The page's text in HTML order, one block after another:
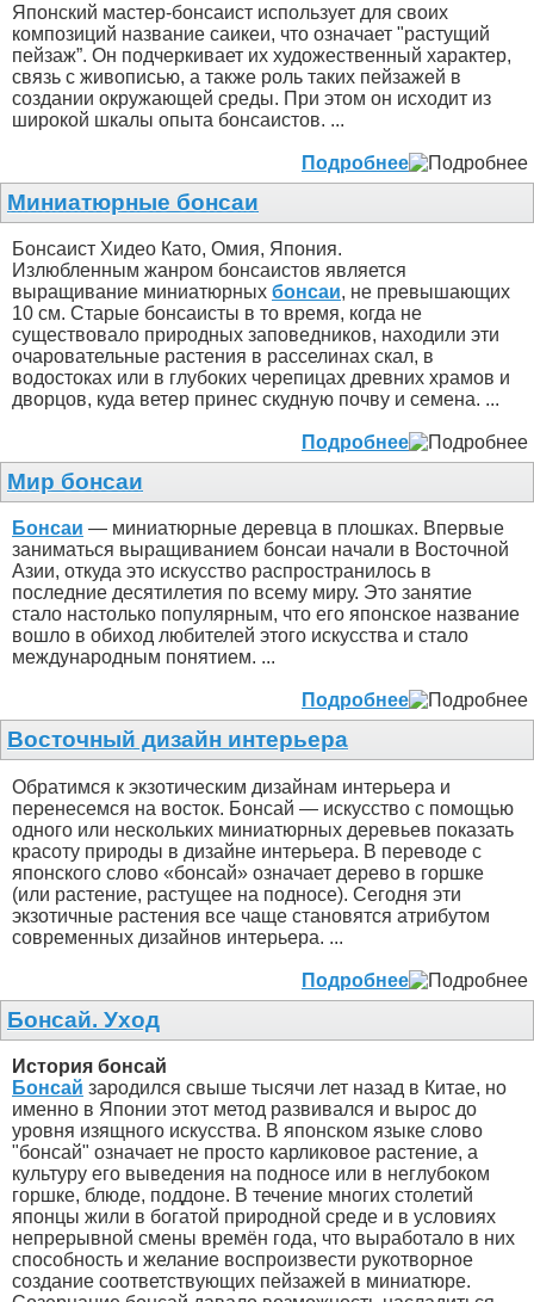
Японский мастер-бонсаист использует для своих
композиций название саикеи, что означает "растущий
пейзаж”. Он подчеркивает их художественный характер,
связь с живописью, а также роль таких пейзажей в
создании окружающей среды. При этом он исходит из
широкой шкалы опыта бонсаистов. ...
Подробнее
Миниатюрные бонсаи
Бонсаист Хидео Като, Омия, Япония.
Излюбленным жанром бонсаистов является
выращивание миниатюрных бонсаи, не превышающих
10 см. Старые бонсаисты в то время, когда не
существовало природных заповедников, находили эти
очаровательные растения в расселинах скал, в
водостоках или в глубоких черепицах древних храмов и
дворцов, куда ветер принес скудную почву и семена. ...
Подробнее
Мир бонсаи
Бонсаи — миниатюрные деревца в плошках. Впервые
заниматься выращиванием бонсаи начали в Восточной
Азии, откуда это искусство распространилось в
последние десятилетия по всему миру. Это занятие
стало настолько популярным, что его японское название
вошло в обиход любителей этого искусства и стало
международным понятием. ...
Подробнее
Восточный дизайн интерьера
Обратимся к экзотическим дизайнам интерьера и
перенесемся на восток. Бонсай — искусство с помощью
одного или нескольких миниатюрных деревьев показать
красоту природы в дизайне интерьера. В переводе с
японского слово «бонсай» означает дерево в горшке
(или растение, растущее на подносе). Сегодня эти
экзотичные растения все чаще становятся атрибутом
современных дизайнов интерьера. ...
Подробнее
Бонсай. Уход
История бонсай
Бонсай зародился свыше тысячи лет назад в Китае, но
именно в Японии этот метод развивался и вырос до
уровня изящного искусства. В японском языке слово
"бонсай" означает не просто карликовое растение, а
культуру его выведения на подносе или в неглубоком
горшке, блюде, поддоне. В течение многих столетий
японцы жили в богатой природной среде и в условиях
непрерывной смены времён года, что выработало в них
способность и желание воспроизвести рукотворное
создание соответствующих пейзажей в миниатюре.